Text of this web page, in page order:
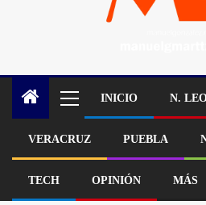
INICIO N.
VERACRUZ PUEBLA
TECH OPINIÓN MÁS